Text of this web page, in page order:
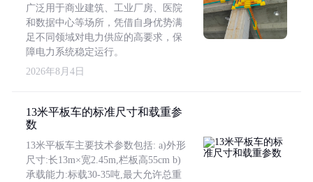
广泛用于商业建筑、工业厂房、医院
和数据中心等场所，凭借自身优势满
足不同领域对电力供应的高要求，保
障电力系统稳定运行。
2026年8月4日
13米平板车的标准尺寸和载重参
数
13米平板车主要技术参数包括: a)外形
尺寸:长13m×宽2.45m,栏板高55cm b)
承载能力:标载30-35吨,最大允许总重